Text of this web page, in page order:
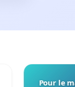
Pour le